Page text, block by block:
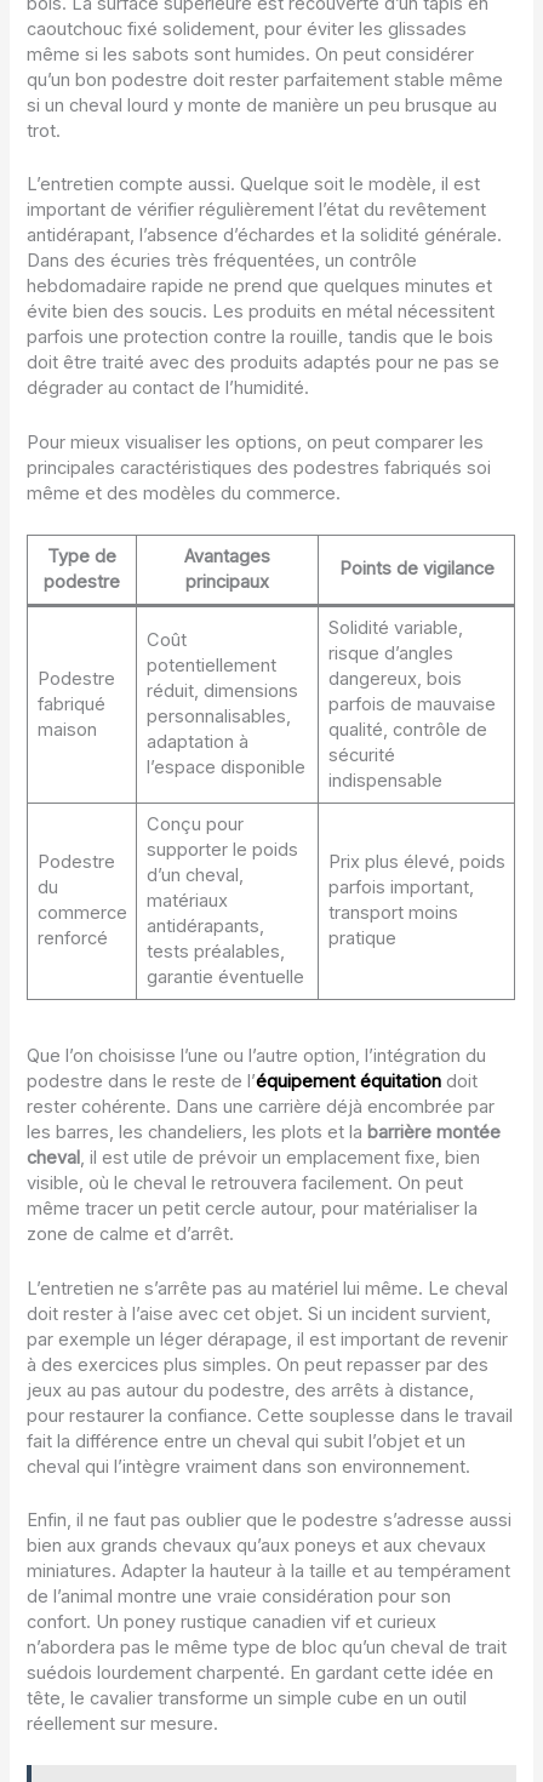
caoutchouc fixé solidement, pour éviter les glissades
même si les sabots sont humides. On peut considérer
qu’un bon podestre doit rester parfaitement stable même
si un cheval lourd y monte de manière un peu brusque au
trot.
L’entretien compte aussi. Quelque soit le modèle, il est
important de vérifier régulièrement l’état du revêtement
antidérapant, l’absence d’échardes et la solidité générale.
Dans des écuries très fréquentées, un contrôle
hebdomadaire rapide ne prend que quelques minutes et
évite bien des soucis. Les produits en métal nécessitent
parfois une protection contre la rouille, tandis que le bois
doit être traité avec des produits adaptés pour ne pas se
dégrader au contact de l’humidité.
Pour mieux visualiser les options, on peut comparer les
principales caractéristiques des podestres fabriqués soi
même et des modèles du commerce.
Type de
podestre
Avantages
principaux
Points de vigilance
Podestre
fabriqué
maison
Coût
potentiellement
réduit, dimensions
personnalisables,
adaptation à
l’espace disponible
Solidité variable,
risque d’angles
dangereux, bois
parfois de mauvaise
qualité, contrôle de
sécurité
indispensable
Podestre
du
commerce
renforcé
Conçu pour
supporter le poids
d’un cheval,
matériaux
antidérapants,
tests préalables,
garantie éventuelle
Prix plus élevé, poids
parfois important,
transport moins
pratique
Que l’on choisisse l’une ou l’autre option, l’intégration du
podestre dans le reste de l’équipement équitation doit
rester cohérente. Dans une carrière déjà encombrée par
les barres, les chandeliers, les plots et la barrière montée
cheval , il est utile de prévoir un emplacement fixe, bien
visible, où le cheval le retrouvera facilement. On peut
même tracer un petit cercle autour, pour matérialiser la
zone de calme et d’arrêt.
L’entretien ne s’arrête pas au matériel lui même. Le cheval
doit rester à l’aise avec cet objet. Si un incident survient,
par exemple un léger dérapage, il est important de revenir
à des exercices plus simples. On peut repasser par des
jeux au pas autour du podestre, des arrêts à distance,
pour restaurer la confiance. Cette souplesse dans le travail
fait la différence entre un cheval qui subit l’objet et un
cheval qui l’intègre vraiment dans son environnement.
Enfin, il ne faut pas oublier que le podestre s’adresse aussi
bien aux grands chevaux qu’aux poneys et aux chevaux
miniatures. Adapter la hauteur à la taille et au tempérament
de l’animal montre une vraie considération pour son
confort. Un poney rustique canadien vif et curieux
n’abordera pas le même type de bloc qu’un cheval de trait
suédois lourdement charpenté. En gardant cette idée en
tête, le cavalier transforme un simple cube en un outil
réellement sur mesure.